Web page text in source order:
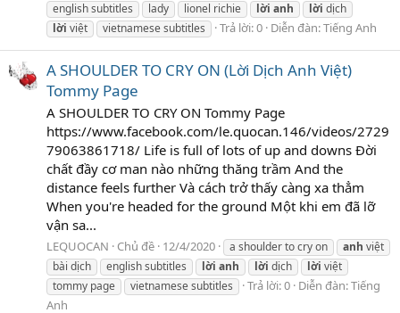
english subtitles
lady lionel richie lời anh lời dịch
lời việt vietnamese subtitles Trả lời: 0 Diễn đàn:Tiếng Anh
A SHOULDER TO CRY ON (Lời Dịch Anh Việt)
Tommy Page
A SHOULDER TO CRY ON Tommy Page
https://www.facebook.com/le.quocan.146/videos/2729
79063861718/ Life is full of lots of up and downs Đời
chất đầy cơ man nào những thăng trầm And the
distance feels further Và cách trở thấy càng xa thẳm
When you're headed for the ground Một khi em đã lỡ
vận sa...
LEQUOCAN Chủ đề 12/4/2020 a shoulder to cry on anh việt
bài dịch
english subtitles lời anh lời dịch lời việt
tommy page
vietnamese subtitles Trả lời: 0 Diễn đàn:Tiếng
Anh